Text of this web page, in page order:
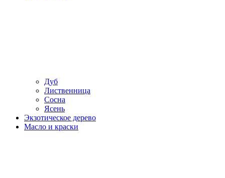
Дуб
Лиственница
Сосна
Ясень
Экзотическое дерево
Масло и краски